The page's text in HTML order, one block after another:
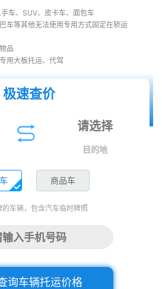
车、SUV、皮卡车、面包车
车等其他无法使用专用方式固定在轿运
品
用大板托运、代驾
极速查价
目的地
商品车
车辆，包含汽车临时牌照
询车辆托运价格